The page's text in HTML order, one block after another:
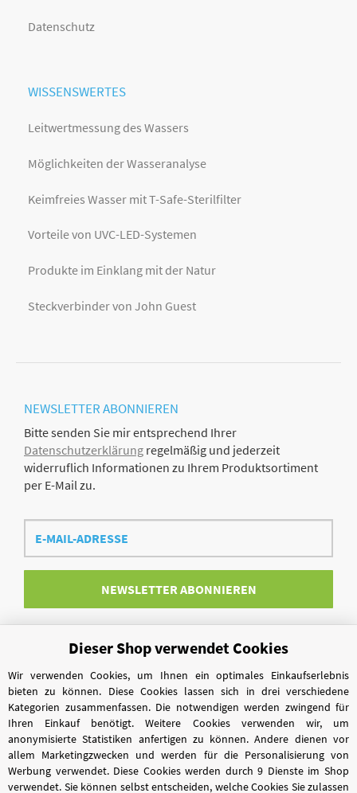
Datenschutz
WISSENSWERTES
Leitwertmessung des Wassers
Möglichkeiten der Wasseranalyse
Keimfreies Wasser mit T-Safe-Sterilfilter
Vorteile von UVC-LED-Systemen
Produkte im Einklang mit der Natur
Steckverbinder von John Guest
NEWSLETTERABONNIEREN
Bitte senden Sie mir entsprechend Ihrer
Datenschutzerklärung regelmäßig und jederzeit
widerruflich Informationen zu Ihrem Produktsortiment
per E-Mail zu.
E-
Mail-
Adresse
NEWSLETTER ABONNIEREN
Vertrag widerrufen
Dieser Shop verwendet Cookies
Wir verwenden Cookies, um Ihnen ein optimales Einkaufserlebnis
bieten zu können. Diese Cookies lassen sich in drei verschiedene
Kategorien zusammenfassen. Die notwendigen werden zwingend für
Ihren Einkauf benötigt. Weitere Cookies verwenden wir, um
anonymisierte Statistiken anfertigen zu können. Andere dienen vor
allem Marketingzwecken und werden für die Personalisierung von
Werbung verwendet. Diese Cookies werden durch 9 Dienste im Shop
verwendet. Sie können selbst entscheiden, welche Cookies Sie zulassen